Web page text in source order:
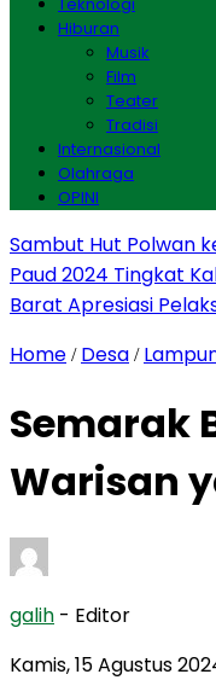
Hiburan
Musik
Film
Teater
Tradisi
Internasional
Olahraga
OPINI
Sambut Hut Polwan
Paud 2024 Tingkat
Barat Apresiasi
Home / Desa /
Semarak
Warisan
galih - Editor
Kamis, 15 Agustus